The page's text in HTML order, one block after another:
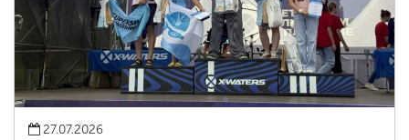
27.07.2026